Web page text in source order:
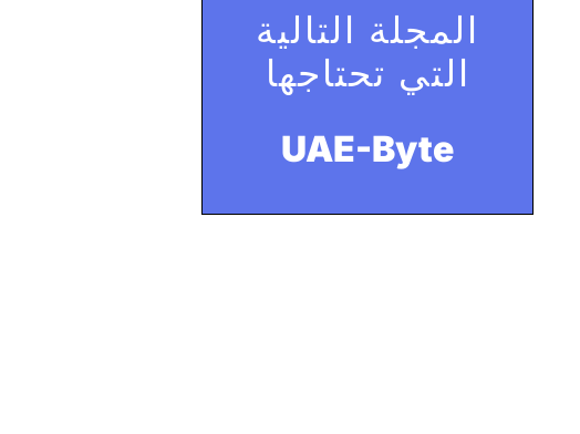
المجلة التالية
التي تحتاجها
UAE-Byte